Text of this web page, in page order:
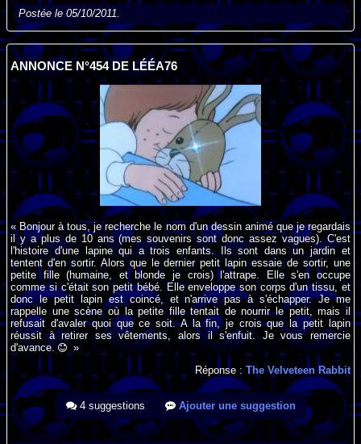
Postée le 05/10/2011.
ANNONCE N°454 DE LÉÉA76
« Bonjour à tous, je recherche le nom d'un dessin animé que je regardais
il y a plus de 10 ans (mes souvenirs sont donc assez vagues). C'est
l'histoire d'une lapine qui a trois enfants. Ils sont dans un jardin et
tentent d'en sortir. Alors que le dernier petit lapin essaie de sortir, une
petite fille (humaine, et blonde je crois) l'attrape. Elle s'en occupe
comme si c'était son petit bébé. Elle enveloppe son corps d'un tissu, et
donc le petit lapin est coincé, et n'arrive pas à s'échapper. Je me
rappelle une scène où la petite fille tentait de nourrir le petit, mais il
refusait d'avaler quoi que ce soit. A la fin, je crois que la petit lapin
réussit à retirer ses vêtements, alors il s'enfuit. Je vous remercie
d'avance.
»
Réponse : The Velveteen Rabbit
4 suggestions Ajouter une suggestion